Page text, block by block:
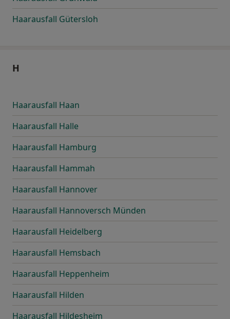
Haarausfall Gütersloh
H
Haarausfall Haan
Haarausfall Halle
Haarausfall Hamburg
Haarausfall Hammah
Haarausfall Hannover
Haarausfall Hannoversch Münden
Haarausfall Heidelberg
Haarausfall Hemsbach
Haarausfall Heppenheim
Haarausfall Hilden
Haarausfall Hildesheim